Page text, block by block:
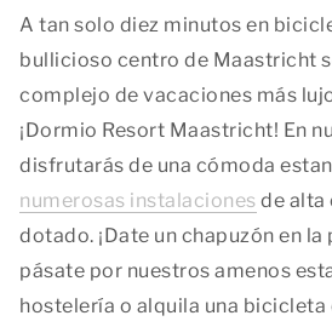
A tan solo diez minutos en
bullicioso centro de Maastricht
complejo de vacaciones más
¡Dormio Resort Maastricht! En
disfrutarás de una cómoda
numerosas instalaciones de alta
dotado. ¡Date un chapuzón en
pásate por nuestros amenos
hostelería o alquila una bicicleta